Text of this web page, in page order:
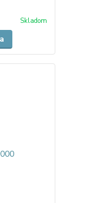
Skladom